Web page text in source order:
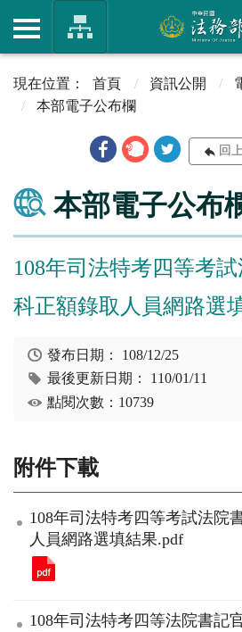
首頁 資訊公開
本部電子公布欄
回
本部電子公布
108年司法特考四等考
科正額錄取人員網路選
發布日期： 108/12/25
最後更新日期： 110/01/11
點閱次數：10739
附件下載
108年司法特考四等考試法院
人員網路選填結果.pdf
108年司法特考四等法院書記